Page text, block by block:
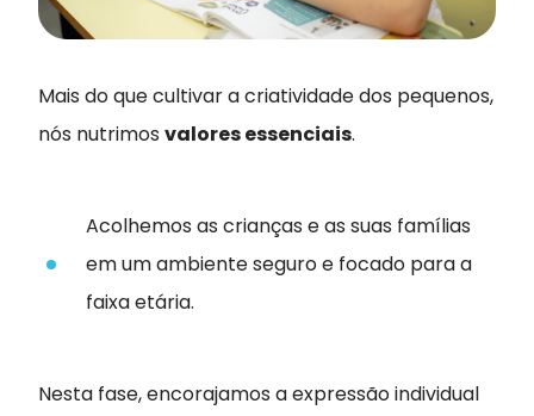
Mais do que cultivar a criatividade dos pequenos,
nós nutrimos valores essenciais.
Acolhemos as crianças e as suas famílias
em um ambiente seguro e focado para a
faixa etária.
Nesta fase, encorajamos a expressão individual